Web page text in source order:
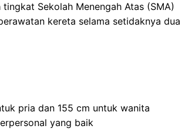
Sekolah Menengah Atas (SMA)
kereta selama setidaknya dua
pria dan 155 cm untuk wanita
yang baik